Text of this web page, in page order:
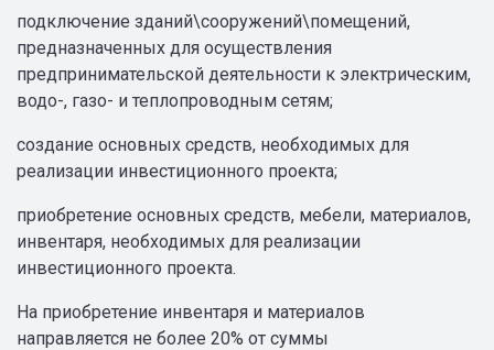
подключение зданий\сооружений\помещений,
предназначенных для осуществления
предпринимательской деятельности к электрическим,
водо-, газо- и теплопроводным сетям;
создание основных средств, необходимых для
реализации инвестиционного проекта;
приобретение основных средств, мебели, материалов,
инвентаря, необходимых для реализации
инвестиционного проекта.
На приобретение инвентаря и материалов
направляется не более 20% от суммы